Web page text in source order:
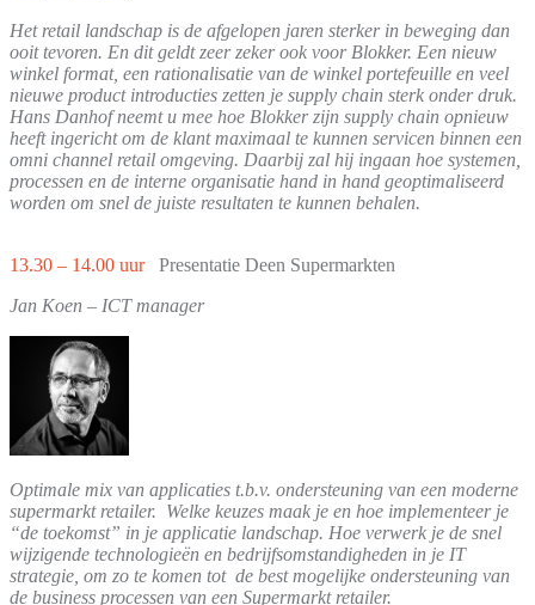
Het retail landschap is de afgelopen jaren sterker in beweging dan
ooit tevoren. En dit geldt zeer zeker ook voor Blokker. Een nieuw
winkel format, een rationalisatie van de winkel portefeuille en veel
nieuwe product introducties zetten je supply chain sterk onder druk.
Hans Danhof neemt u mee hoe Blokker zijn supply chain opnieuw
heeft ingericht om de klant maximaal te kunnen servicen binnen een
omni channel retail omgeving. Daarbij zal hij ingaan hoe systemen,
processen en de interne organisatie hand in hand geoptimaliseerd
worden om snel de juiste resultaten te kunnen behalen.
13.30 – 14.00 uurPresentatie Deen Supermarkten
Jan Koen – ICT manager
Optimale mix van applicaties t.b.v. ondersteuning van een moderne
supermarkt retailer. Welke keuzes maak je en hoe implementeer je
“de toekomst” in je applicatie landschap. Hoe verwerk je de snel
wijzigende technologieën en bedrijfsomstandigheden in je IT
strategie, om zo te komen tot de best mogelijke ondersteuning van
de business processen van een Supermarkt retailer.